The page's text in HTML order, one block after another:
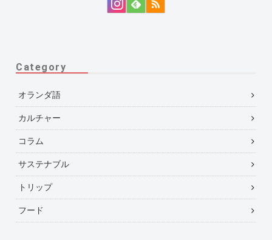
Category
オランダ語
カルチャー
コラム
サステナブル
トリップ
フード